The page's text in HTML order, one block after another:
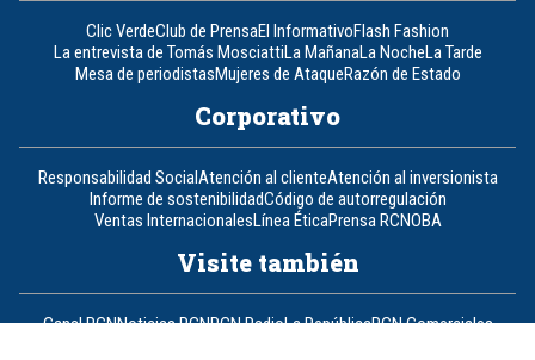
Clic VerdeClub de PrensaEl InformativoFlash Fashion
La entrevista de Tomás MosciattiLa MañanaLa NocheLa Tarde
Mesa de periodistasMujeres de AtaqueRazón de Estado
Corporativo
Responsabilidad SocialAtención al clienteAtención al inversionista
Informe de sostenibilidadCódigo de autorregulación
Ventas InternacionalesLínea ÉticaPrensa RCNOBA
Visite también
Canal RCNNoticias RCNRCN RadioLa RepúblicaRCN Comerciales